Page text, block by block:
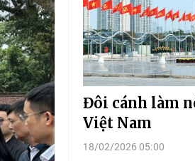
Đôi cánh làm
Việt Nam
18/02/2026 05:00